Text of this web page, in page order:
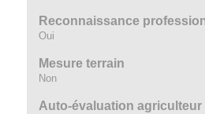
Reconnaissance
Oui
Mesure terrain
Non
Auto-évaluation agriculteur